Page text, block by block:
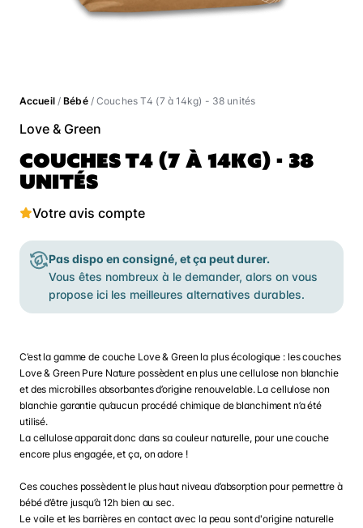
Accueil/Bébé/ Couches T4 (7 à 14kg) - 38 unités
Love & Green
COUCHES T4 (7 À 14KG) - 38
UNITÉS
Votre avis compte
Pas dispo en consigné, et ça peut durer.
Vous êtes nombreux à le demander, alors on vous
propose ici les meilleures alternatives durables.
C’est la gamme de couche Love & Green la plus écologique : les couches
Love & Green Pure Nature possèdent en plus une cellulose non blanchie
et des microbilles absorbantes d’origine renouvelable. La cellulose non
blanchie garantie qu’aucun procédé chimique de blanchiment n’a été
utilisé.
La cellulose apparait donc dans sa couleur naturelle, pour une couche
encore plus engagée, et ça, on adore !
Ces couches possèdent le plus haut niveau d’absorption pour permettre à
bébé d’être jusqu’à 12h bien au sec.
Le voile et les barrières en contact avec la peau sont d'origine naturelle